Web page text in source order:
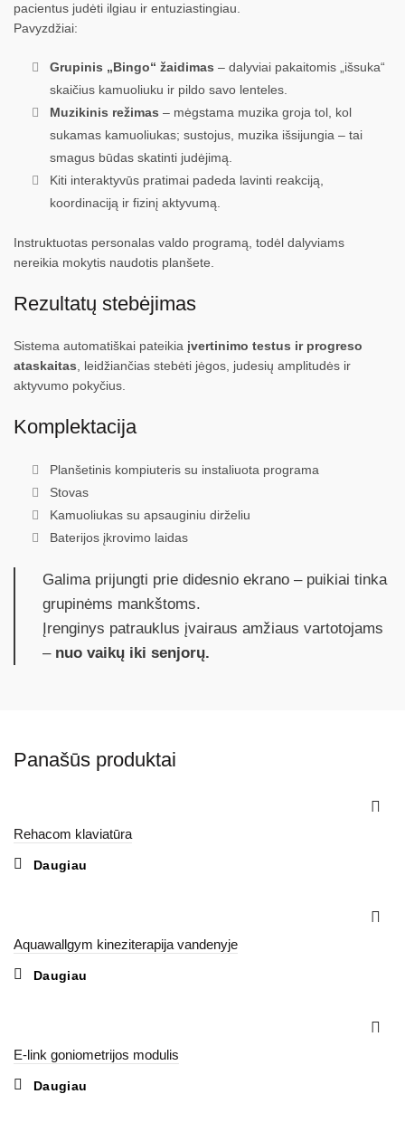
pacientus judėti ilgiau ir entuziastingiau.
Pavyzdžiai:
Grupinis „Bingo“ žaidimas – dalyviai pakaitomis „išsuka“
skaičius kamuoliuku ir pildo savo lenteles.
Muzikinis režimas – mėgstama muzika groja tol, kol
sukamas kamuoliukas; sustojus, muzika išsijungia – tai
smagus būdas skatinti judėjimą.
Kiti interaktyvūs pratimai padeda lavinti reakciją,
koordinaciją ir fizinį aktyvumą.
Instruktuotas personalas valdo programą, todėl dalyviams
nereikia mokytis naudotis planšete.
Rezultatų stebėjimas
Sistema automatiškai pateikia įvertinimo testus ir progreso
ataskaitas , leidžiančias stebėti jėgos, judesių amplitudės ir
aktyvumo pokyčius.
Komplektacija
Planšetinis kompiuteris su instaliuota programa
Stovas
Kamuoliukas su apsauginiu dirželiu
Baterijos įkrovimo laidas
Galima prijungti prie didesnio ekrano – puikiai tinka
grupinėms mankštoms.
Įrenginys patrauklus įvairaus amžiaus vartotojams
– nuo vaikų iki senjorų.
Panašūs produktai
Rehacom klaviatūra
Daugiau
Aquawallgym kineziterapija vandenyje
Daugiau
E-link goniometrijos modulis
Daugiau